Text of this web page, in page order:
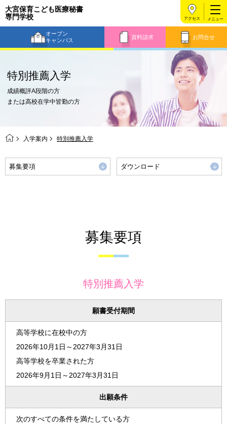
大宮保育こども医療秘書
専門学校
オープン
キャンパス
資料請求 お問合せ
アクセス
特別推薦入学
成績概評A段階の方
または高校在学中皆勤の方
入学案内 特別推薦入学
募集要項 ダウンロード
募集要項
特別推薦入学
願書受付期間
高等学校に在校中の方
2026年10月1日～2027年3月31日
高等学校を卒業された方
2026年9月1日～2027年3月31日
出願条件
次のすべての条件を満たしている方